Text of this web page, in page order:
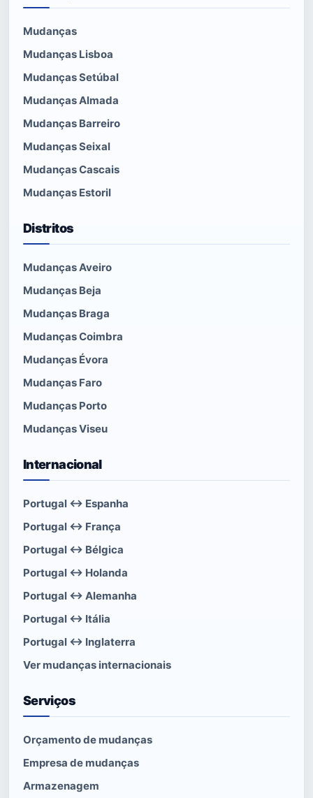
Mudanças
Mudanças Lisboa
Mudanças Setúbal
Mudanças Almada
Mudanças Barreiro
Mudanças Seixal
Mudanças Cascais
Mudanças Estoril
Distritos
Mudanças Aveiro
Mudanças Beja
Mudanças Braga
Mudanças Coimbra
Mudanças Évora
Mudanças Faro
Mudanças Porto
Mudanças Viseu
Internacional
Portugal ↔ Espanha
Portugal ↔ França
Portugal ↔ Bélgica
Portugal ↔ Holanda
Portugal ↔ Alemanha
Portugal ↔ Itália
Portugal ↔ Inglaterra
Ver mudanças internacionais
Serviços
Orçamento de mudanças
Empresa de mudanças
Armazenagem